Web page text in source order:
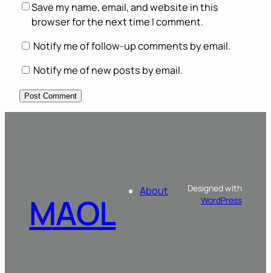
Save my name, email, and website in this
browser for the next time I comment.
Notify me of follow-up comments by email.
Notify me of new posts by email.
MAOL About
Designed with
WordPress